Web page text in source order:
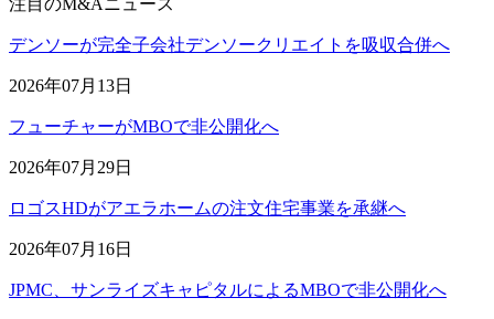
注目のM&Aニュース
デンソーが完全子会社デンソークリエイトを吸収合併へ
2026年07月13日
フューチャーがMBOで非公開化へ
2026年07月29日
ロゴスHDがアエラホームの注文住宅事業を承継へ
2026年07月16日
JPMC、サンライズキャピタルによるMBOで非公開化へ